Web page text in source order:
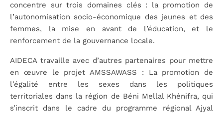
concentre sur trois domaines clés : la promotion de
l’autonomisation socio-économique des jeunes et des
femmes, la mise en avant de l’éducation, et le
renforcement de la gouvernance locale.
AIDECA travaille avec d’autres partenaires pour mettre
en œuvre le projet AMSSAWASS : La promotion de
l’égalité entre les sexes dans les politiques
territoriales dans la région de Béni Mellal Khénifra, qui
s’inscrit dans le cadre du programme régional Ajyal